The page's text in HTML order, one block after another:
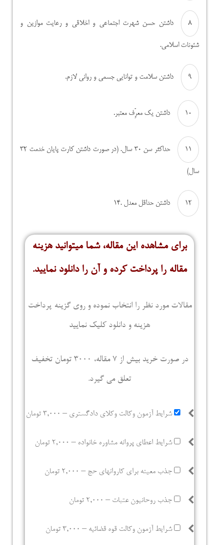
داشتن حسن شهرت اجتماعی و اخلاقی و رعایت موازین و
شئونات اسلامی.
داشتن سلامت و توانایی جسمی و روانی لازم.
داشتن یک معرِّف معتبر.
حداکثر سن ۳۰ سال. (در صورت داشتن کارت پایان خدمت ۳۲
سال)
داشتن حداقل معدل .۱۴
برای مشاهده این مقاله، شما میتوانید هزینه
مقاله را پرداخت کرده و آن را دانلود نمایید.
مقالات مورد نظر را انتخاب نموده و روی گزینه پرداخت
هزینه و دانلود کلیک نمایید
در صورت خرید بیش از 7 مقاله، 3000 تومان تخفیف
تعلق می گیرد.
شرایط آزمون وکالت وکلای دادگستری – 3,000 تومان
شرایط اعطای پروانه مشاوره خانواده – 2,000 تومان
جذب معینه برای کاروانهای حج – 2,000 تومان
جذب روحانیون عتبات – 2,000 تومان
شرایط آزمون وکالت قوه قضائیه – 3,000 تومان